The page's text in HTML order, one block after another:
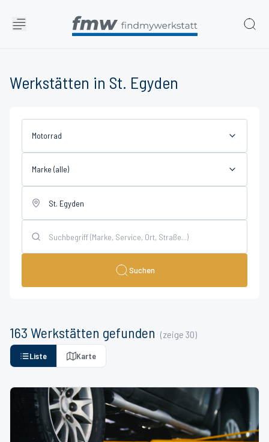
Werkstätten in St. Egyden
Motorrad
Marke (alle)
Suchen
163 Werkstätten gefunden (zeige 30)
Liste Karte